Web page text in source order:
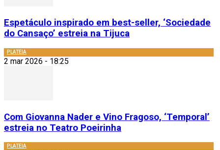
Espetáculo inspirado em best-seller, ‘Sociedade
do Cansaço’ estreia na Tijuca
PLATEIA
2 mar 2026 - 18:25
Com Giovanna Nader e Vino Fragoso, ‘Temporal’
estreia no Teatro Poeirinha
PLATEIA